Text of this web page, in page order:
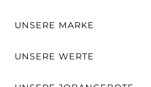
UNSERE MARKE
UNSERE WERTE